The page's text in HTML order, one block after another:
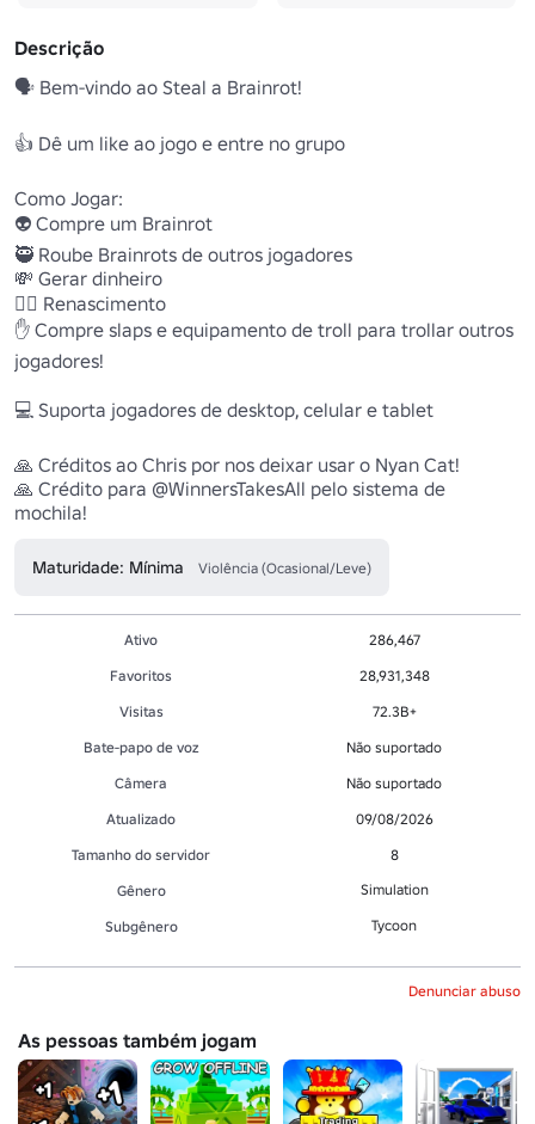
Descrição
🗣️ Bem-vindo ao Steal a Brainrot!
👍 Dê um like ao jogo e entre no grupo
Como Jogar:
👽 Compre um Brainrot
🥷 Roube Brainrots de outros jogadores
💸 Gerar dinheiro
🐦‍🔥 Renascimento
✋ Compre slaps e equipamento de troll para trollar outros
jogadores!
💻 Suporta jogadores de desktop, celular e tablet
🙏 Créditos ao Chris por nos deixar usar o Nyan Cat!
🙏 Crédito para @WinnersTakesAll pelo sistema de
mochila!
Maturidade: Mínima Violência (Ocasional/Leve)
Ativo
286,467
Favoritos
28,931,348
Visitas
72.3B+
Bate-papo de voz
Não suportado
Câmera
Não suportado
Atualizado
09/08/2026
Tamanho do servidor
8
Gênero
Simulation
Subgênero Tycoon
Denunciar abuso
As pessoas também jogam